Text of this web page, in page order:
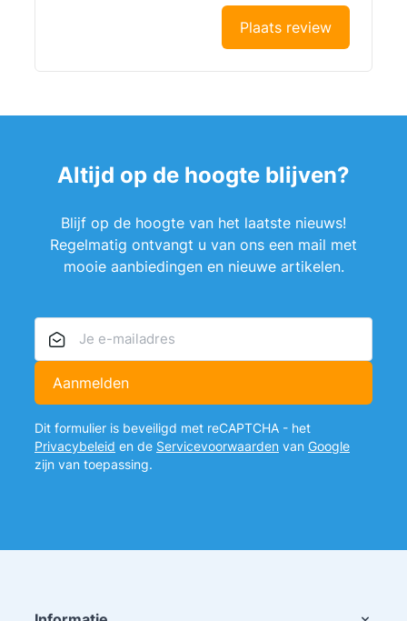
Plaats review
Altijd op de hoogte blijven?
Blijf op de hoogte van het laatste nieuws!
Regelmatig ontvangt u van ons een mail met
mooie aanbiedingen en nieuwe artikelen.
Aanmelden
Dit formulier is beveiligd met reCAPTCHA - het
Privacybeleid en de Servicevoorwaarden van Google
zijn van toepassing.